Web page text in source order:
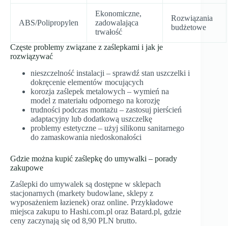
ABS/Polipropylen
Ekonomiczne,
zadowalająca
trwałość
Rozwiązania
budżetowe
Częste problemy związane z zaślepkami i jak je
rozwiązywać
nieszczelność instalacji – sprawdź stan uszczelki i
dokręcenie elementów mocujących
korozja zaślepek metalowych – wymień na
model z materiału odpornego na korozję
trudności podczas montażu – zastosuj pierścień
adaptacyjny lub dodatkową uszczelkę
problemy estetyczne – użyj silikonu sanitarnego
do zamaskowania niedoskonałości
Gdzie można kupić zaślepkę do umywalki – porady
zakupowe
Zaślepki do umywalek są dostępne w sklepach
stacjonarnych (markety budowlane, sklepy z
wyposażeniem łazienek) oraz online. Przykładowe
miejsca zakupu to Hashi.com.pl oraz Batard.pl, gdzie
ceny zaczynają się od 8,90 PLN brutto.